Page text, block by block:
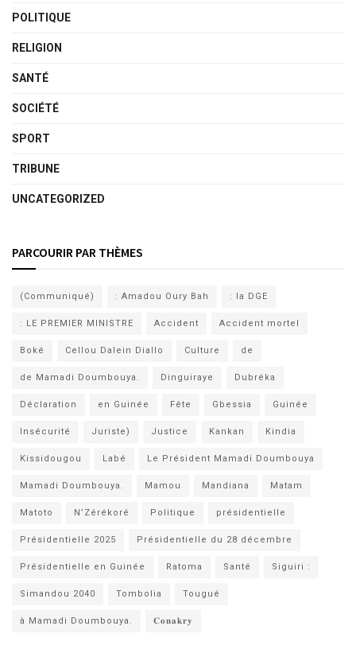
POLITIQUE
RELIGION
SANTÉ
SOCIÉTÉ
SPORT
TRIBUNE
UNCATEGORIZED
PARCOURIR PAR THÈMES
(Communiqué) : Amadou Oury Bah : la DGE
: LE PREMIER MINISTRE Accident Accident mortel
Boké Cellou Dalein Diallo Culture de
de Mamadi Doumbouya. Dinguiraye Dubréka
Déclaration en Guinée Fête Gbessia Guinée
Insécurité Juriste) Justice Kankan Kindia
Kissidougou Labé Le Président Mamadi Doumbouya
Mamadi Doumbouya. Mamou Mandiana Matam
Matoto N’Zérékoré Politique présidentielle
Présidentielle 2025 Présidentielle du 28 décembre
Présidentielle en Guinée Ratoma Santé Siguiri :
Simandou 2040 Tombolia Tougué
à Mamadi Doumbouya. 𝐂𝐨𝐧𝐚𝐤𝐫𝐲